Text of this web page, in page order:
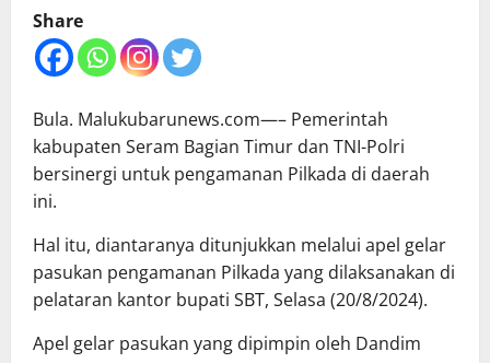
Share
Bula. Malukubarunews.com—– Pemerintah
kabupaten Seram Bagian Timur dan TNI-Polri
bersinergi untuk pengamanan Pilkada di daerah
ini.
Hal itu, diantaranya ditunjukkan melalui apel gelar
pasukan pengamanan Pilkada yang dilaksanakan di
pelataran kantor bupati SBT, Selasa (20/8/2024).
Apel gelar pasukan yang dipimpin oleh Dandim